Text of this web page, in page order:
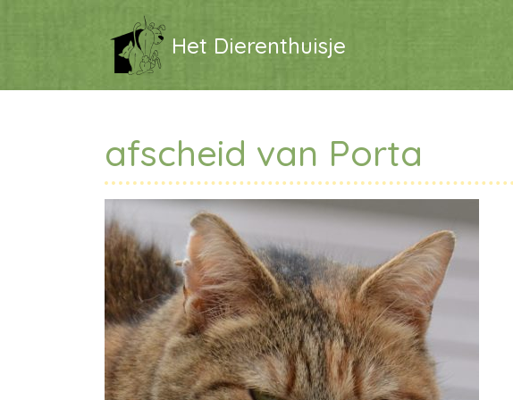
Het Dierenthuisje
afscheid van Porta